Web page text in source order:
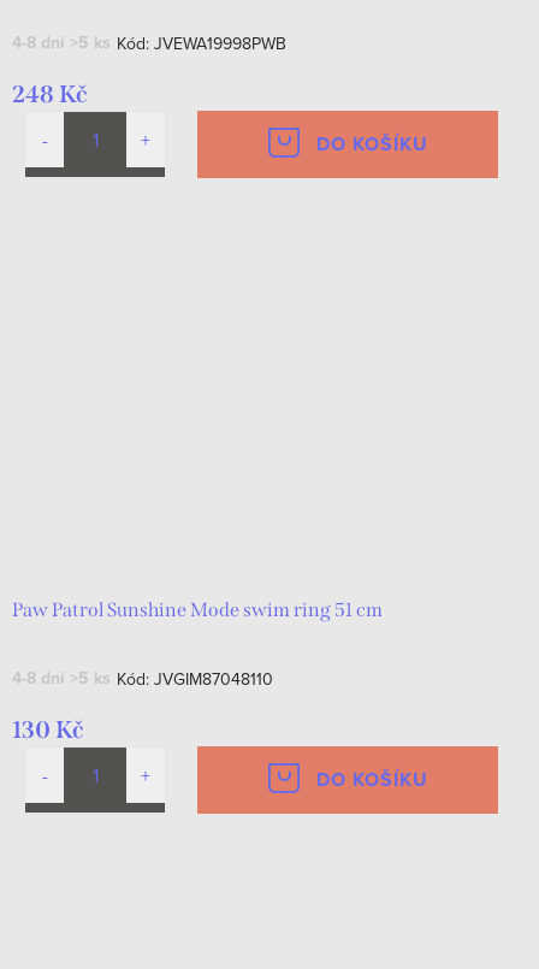
4-8 dní >5 ks Kód: JVEWA19998PWB
248 Kč
DO KOŠÍKU
Paw Patrol Sunshine Mode swim ring 51 cm
4-8 dní >5 ks Kód: JVGIM87048110
130 Kč
DO KOŠÍKU